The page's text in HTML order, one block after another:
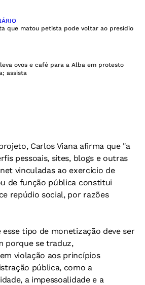
que matou petista pode voltar ao presídio
ovos e café para a Alba em protesto
assista
Carlos Viana afirma que "a
pessoais, sites, blogs e outras
vinculadas ao exercício de
de função pública constitui
repúdio social, por razões
esse tipo de monetização deve ser
porque se traduz,
violação aos princípios
pública, como a
a impessoalidade e a